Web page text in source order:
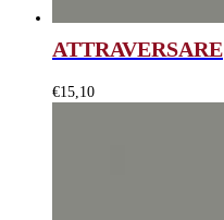
ATTRAVERSARE
€15,10